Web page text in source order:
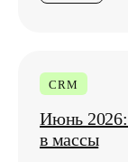
CRM
Июнь 2026:
в массы